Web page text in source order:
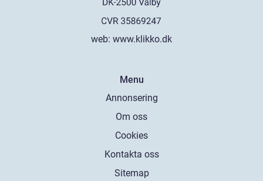
web: www.klikko.dk
Menu
Annonsering
Om oss
Cookies
Kontakta oss
Sitemap